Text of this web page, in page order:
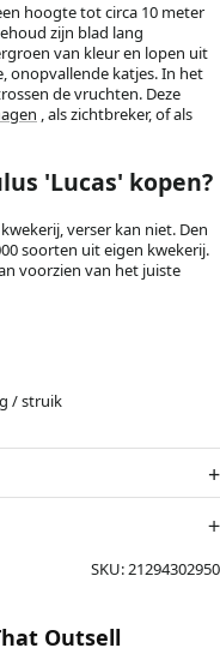
hoogte tot circa 10 meter
zijn blad lang
van kleur en lopen uit
onopvallende katjes. In het
de vruchten. Deze
, als zichtbreker, of als
'Lucas' kopen?
verser kan niet. Den
soorten uit eigen kwekerij.
voorzien van het juiste
/ struik
SKU:21294302950
Outsell